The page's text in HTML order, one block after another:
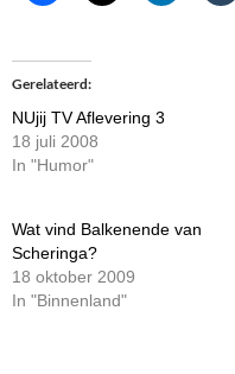
Gerelateerd
NUjij TV Aflevering 3
18 juli 2008
In "Humor"
Wat vind Balkenende van
Scheringa?
18 oktober 2009
In "Binnenland"